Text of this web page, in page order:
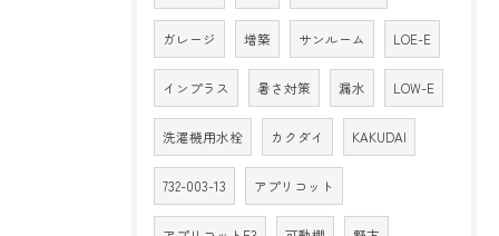
ガレージ 増築 サンルーム LOE-E
インプラス 暑さ対策 漏水 LOW-E
洗濯機用水栓 カクダイ KAKUDAI
732-003-13 アプリコット